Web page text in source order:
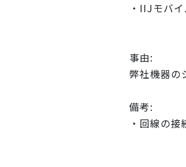
・IIJモバ
事由:
弊社機器の
備考:
・回線の